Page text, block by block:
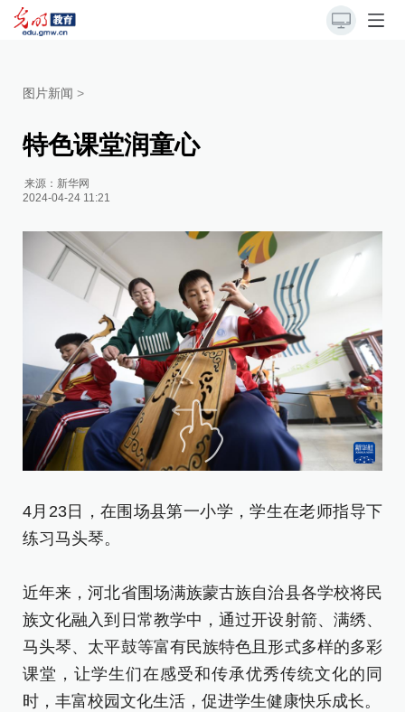
图片新闻 >
特色课堂润童心
来源： 新华网
2024-04-24 11:21
4月23日，在围场县第一小学，学生在老师指导下
练习马头琴。
近年来，河北省围场满族蒙古族自治县各学校将民
族文化融入到日常教学中，通过开设射箭、满绣、
马头琴、太平鼓等富有民族特色且形式多样的多彩
课堂，让学生们在感受和传承优秀传统文化的同
时，丰富校园文化生活，促进学生健康快乐成长。